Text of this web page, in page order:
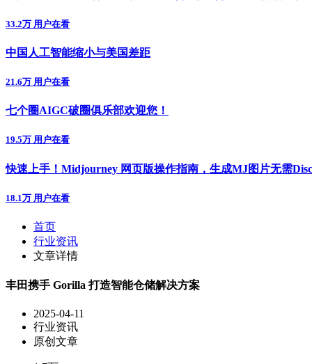
33.2万 用户在看
中国人工智能缩小与美国差距
21.6万 用户在看
七个圈AIGC破圈俱乐部欢迎您！
19.5万 用户在看
快速上手！Midjourney 网页版操作指南，生成MJ图片无需
18.1万 用户在看
首页
行业资讯
文章详情
丰田携手 Gorilla 打造智能仓储解决方案
2025-04-11
行业资讯
原创文章